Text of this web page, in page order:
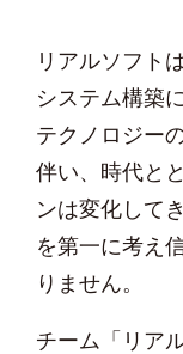
リアルソフト
システム構築
テクノロジー
伴い、時代と
ンは変化して
を第一に考え
りません。
チーム「リア